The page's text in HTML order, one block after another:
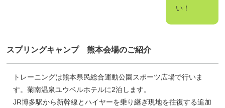
い！
スプリングキャンプ 熊本会場のご紹介
トレーニングは熊本県民総合運動公園スポーツ広場で行いま
す。菊南温泉ユウベルホテルに2泊します。
JR博多駅から新幹線とハイヤーを乗り継ぎ現地を往復する追加